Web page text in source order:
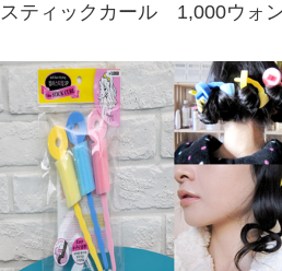
スティックカール 1,000ウォ